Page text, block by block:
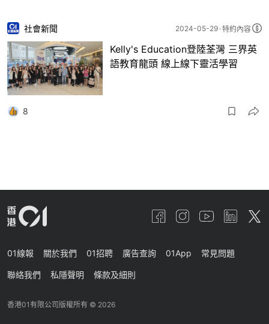
社會新聞 2024-05-29 特約內容
Kelly's Education登陸荃灣 三界英
語教育龍頭 線上線下靈活學習
8
01線報 關於我們 01招聘 廣告查詢 01App 常見問題
聯絡我們 私隱聲明 條款及細則
香港01有限公司版權所有 © 2026